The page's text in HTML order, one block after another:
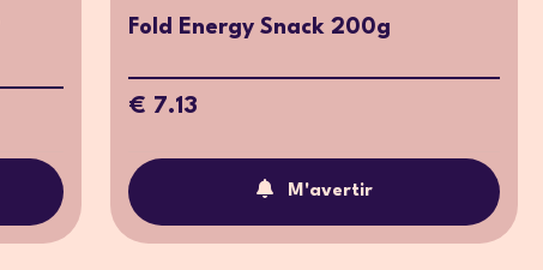
Fold Energy Snack 200g
€ 7.13
M'avertir